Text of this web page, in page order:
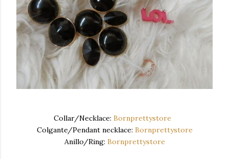
Collar/Necklace: Bornprettystore
Colgante/Pendant necklace: Bornprettystore
Anillo/Ring: Bornprettystore